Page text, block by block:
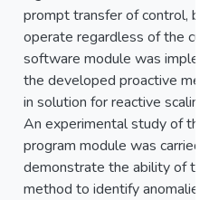
prompt transfer of control,
operate regardless of the
software module was
the developed proactive
in solution for reactive
An experimental study of
program module was carried
demonstrate the ability of
method to identify